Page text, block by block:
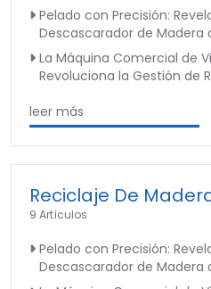
Pelado con Precisión:
Descascarador de Madera
La Máquina Comercial de
Revoluciona la Gestión de
leer más
Reciclaje De
9 Artículos
Pelado con Precisión:
Descascarador de Madera